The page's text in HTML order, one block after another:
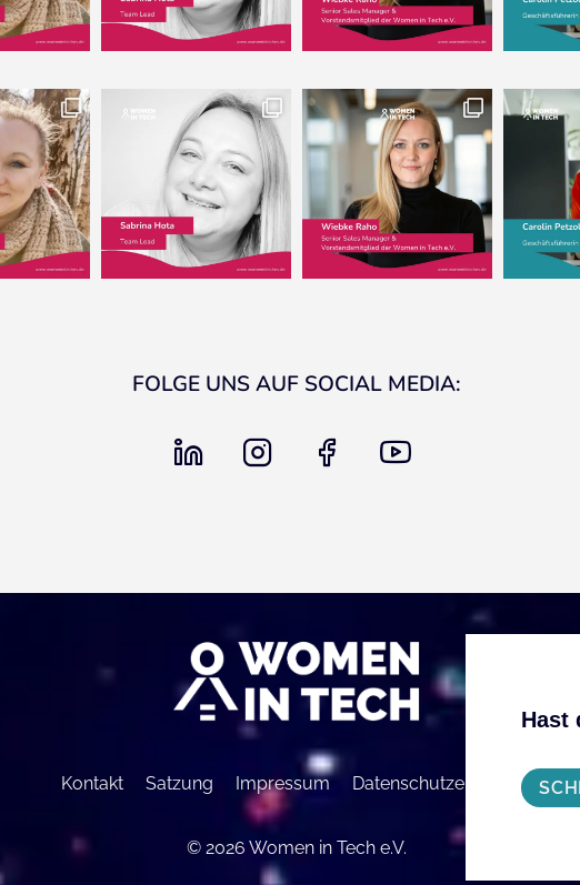
FOLGE UNS AUF SOCIAL MEDIA:
linkedin instagram
Kontakt Satzung Impressum Datenschutzerklärung
© 2026 Women in Tech e.V.
Hast